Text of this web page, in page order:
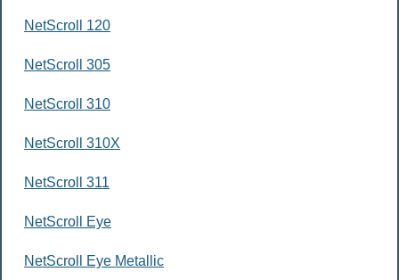
NetScroll 120
NetScroll 305
NetScroll 310
NetScroll 310X
NetScroll 311
NetScroll Eye
NetScroll Eye Metallic